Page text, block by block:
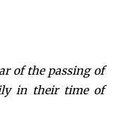
of the passing of
in their time of